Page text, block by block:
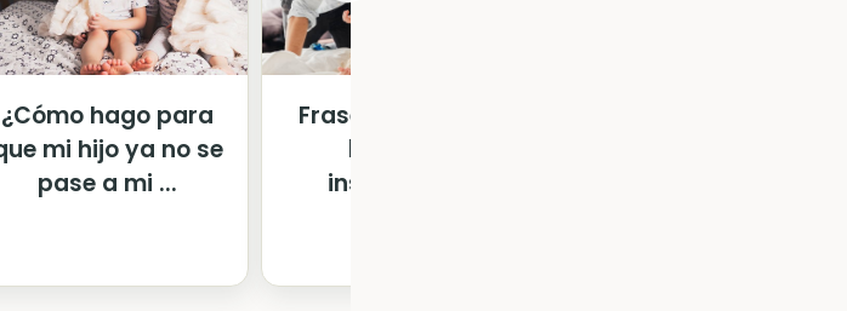
¿Cómo hago para
mi hijo ya no se
pase a mi ...
Frases de familia:
bonitas e
inspiradoras